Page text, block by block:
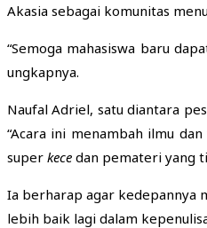
Akasia sebagai komunitas
“Semoga mahasiswa baru
ungkapnya.
Naufal Adriel, satu diantara
“Acara ini menambah ilmu
super kece dan pemateri yang
Ia berharap agar kedepannya
lebih baik lagi dalam